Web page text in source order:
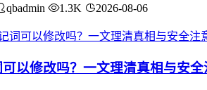
qbadmin 1.3K 2026-08-06
以修改吗？一文理清真相与安